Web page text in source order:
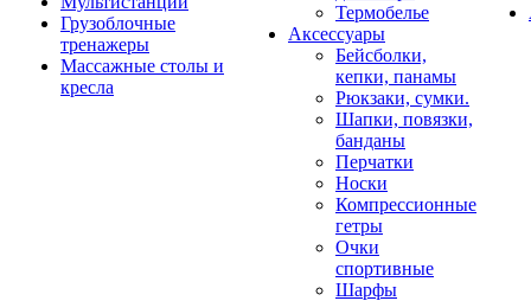
Грузоблочные
тренажеры
Массажные столы и
кресла
Термобелье
Аксессуары
Бейсболки,
кепки, панамы
Рюкзаки, сумки.
Шапки, повязки,
банданы
Перчатки
Носки
Компрессионные
гетры
Очки
спортивные
Шарфы